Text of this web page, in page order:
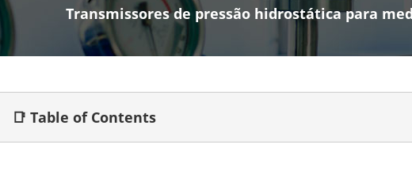
Transmissores de pressão hidrostática para
📑 Table of Contents